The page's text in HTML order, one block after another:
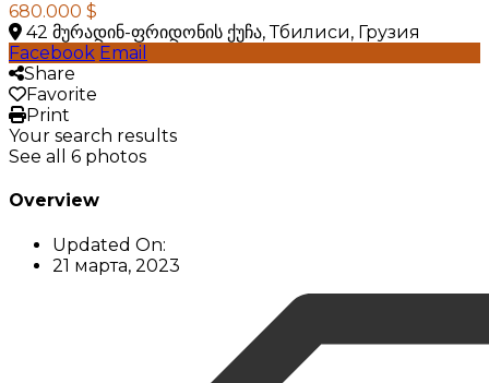
680.000 $
42 მურადინ-ფრიდონის ქუჩა, Тбилиси, Грузия
Facebook Email
Share
Favorite
Print
Your search results
See all 6 photos
Overview
Updated On:
21 марта, 2023